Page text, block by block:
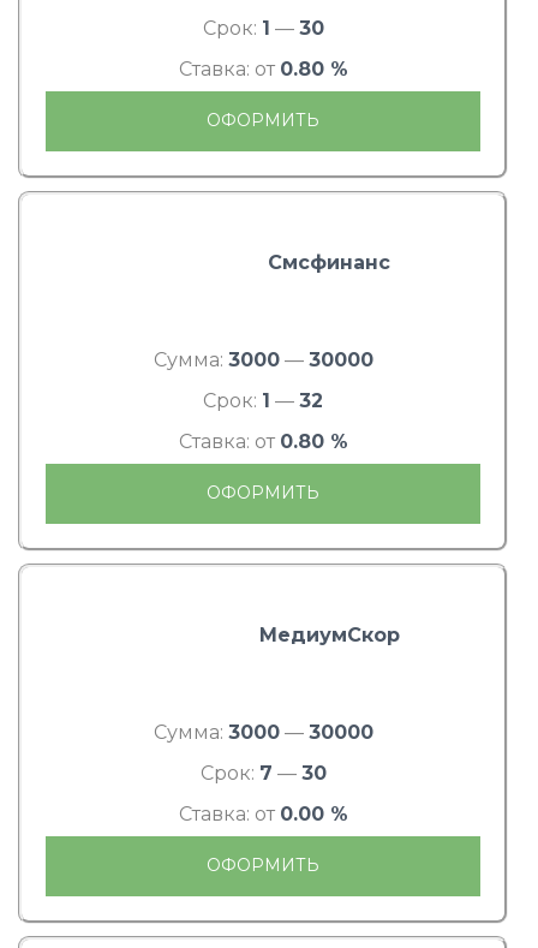
Срок: 1 — 30
Ставка: от 0.80 %
ОФОРМИТЬ
Смсфинанс
Сумма: 3000— 30000
Срок: 1 — 32
Ставка: от 0.80 %
ОФОРМИТЬ
МедиумСкор
Сумма: 3000— 30000
Срок: 7 — 30
Ставка: от 0.00 %
ОФОРМИТЬ